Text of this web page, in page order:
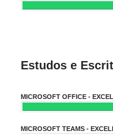
Estudos e
MICROSOFT OFFICE -
MICROSOFT TEAMS -